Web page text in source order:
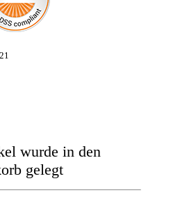
wurde in den
gelegt